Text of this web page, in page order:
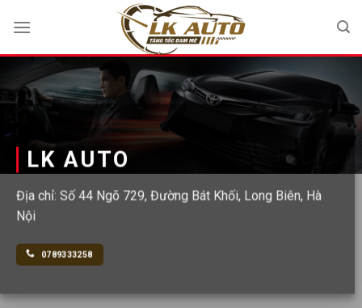
qua
LK AUTO
Địa chỉ: Số 44 Ngõ 729, Đường Bát Khối, Long Biên, Hà
Nội
0789333258